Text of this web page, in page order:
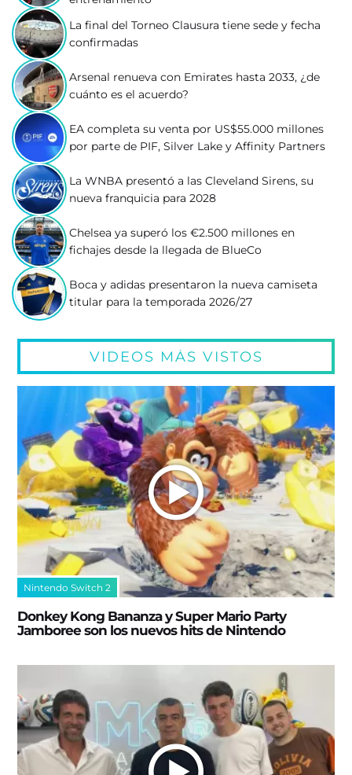
La final del Torneo Clausura tiene sede y fecha
confirmadas
Arsenal renueva con Emirates hasta 2033, ¿de
cuánto es el acuerdo?
EA completa su venta por US$55.000 millones
por parte de PIF, Silver Lake y Affinity Partners
La WNBA presentó a las Cleveland Sirens, su
nueva franquicia para 2028
Chelsea ya superó los €2.500 millones en
fichajes desde la llegada de BlueCo
Boca y adidas presentaron la nueva camiseta
titular para la temporada 2026/27
VIDEOS MÁS VISTOS
Nintendo Switch 2
Donkey Kong Bananza y Super Mario Party
Jamboree son los nuevos hits de Nintendo